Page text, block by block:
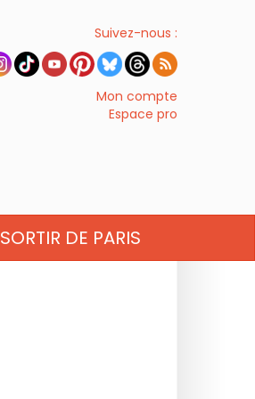
Suivez-nous :
Mon compte
Espace pro
SORTIR DE PARIS